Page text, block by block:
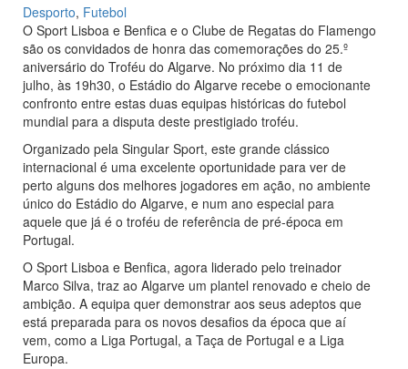
Desporto, Futebol
O Sport Lisboa e Benfica e o Clube de Regatas do Flamengo
são os convidados de honra das comemorações do 25.º
aniversário do Troféu do Algarve. No próximo dia 11 de
julho, às 19h30, o Estádio do Algarve recebe o emocionante
confronto entre estas duas equipas históricas do futebol
mundial para a disputa deste prestigiado troféu.
Organizado pela Singular Sport, este grande clássico
internacional é uma excelente oportunidade para ver de
perto alguns dos melhores jogadores em ação, no ambiente
único do Estádio do Algarve, e num ano especial para
aquele que já é o troféu de referência de pré-época em
Portugal.
O Sport Lisboa e Benfica, agora liderado pelo treinador
Marco Silva, traz ao Algarve um plantel renovado e cheio de
ambição. A equipa quer demonstrar aos seus adeptos que
está preparada para os novos desafios da época que aí
vem, como a Liga Portugal, a Taça de Portugal e a Liga
Europa.